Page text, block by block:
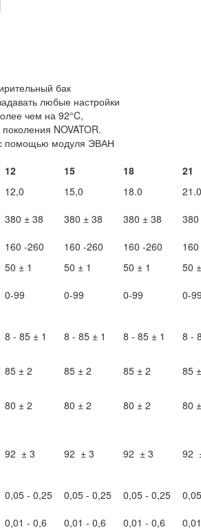
бак
любые настройки
чем на 92°C,
NOVATOR.
с помощью модуля ЭВАН
12 15 18
21
12,0 15,0 18.0
21.0
380 ± 38 380 ± 38 380 ± 38
160 -260 160 -260 160 -260
50 ± 1 50 ± 1 50 ± 1
50
0-99 0-99 0-99
0-
8 - 85 ± 1 8 - 85 ± 1 8 - 85 ± 1
8 -
85 ± 2 85 ± 2 85 ± 2
85
80 ± 2 80 ± 2 80 ± 2
80
92 ± 3 92 ± 3 92 ± 3 92
0,05 - 0,25 0,05 - 0,25 0,05 - 0,25
0,01 - 0,6 0,01 - 0,6 0,01 - 0,6